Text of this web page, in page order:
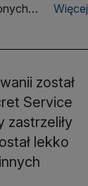
Więcej
został
Service
zastrzeliły
lekko